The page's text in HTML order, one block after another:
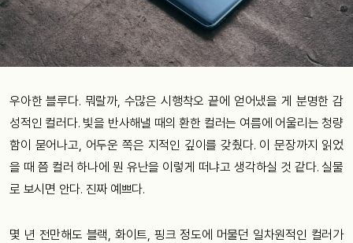
우아한 블루다. 뭐랄까, 수많은 시행착오 끝에 얻어냈을 게 분명한 감
성적인 컬러다. 빛을 반사해낼 때의 환한 컬러는 여름에 어울리는 청량
함이 묻어나고, 어두운 쪽은 지적인 깊이를 갖췄다. 이 문장까지 읽었
을 때 쯤 컬러 하나에 뭔 유난을 이렇게 떠냐고 생각하실 것 같다. 실물
로 보시면 안다. 진짜 예쁘다.
몇 년 전만해도 블랙, 화이트, 핑크 정도에 머물던 일차원적인 컬러가